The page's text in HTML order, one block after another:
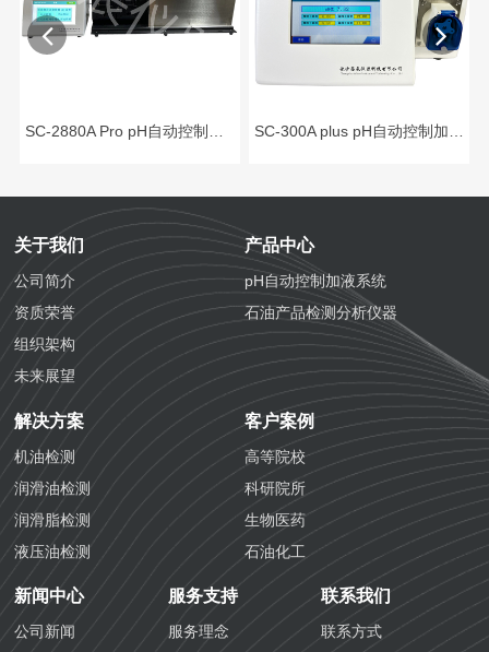
关于我们
公司简介
资质荣誉
组织架构
未来展望
产品中心
pH自动控制加液系统
石油产品检测分析仪器
解决方案
机油检测
润滑油检测
润滑脂检测
液压油检测
防冻液检测
防锈油检测
齿轮油检测
客户案例
高等院校
科研院所
生物医药
石油化工
化学工业
航空铁路
海关质检
新闻中心
公司新闻
服务支持
服务理念
联系我们
联系方式